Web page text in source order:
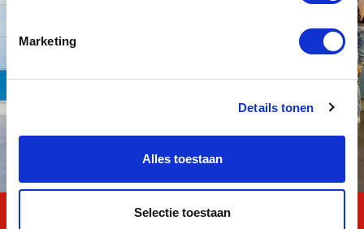
Marketing
Details tonen
Alles toestaan
Selectie toestaan
SeeYou na school